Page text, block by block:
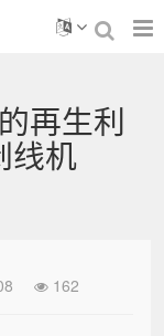
再生利
机
162